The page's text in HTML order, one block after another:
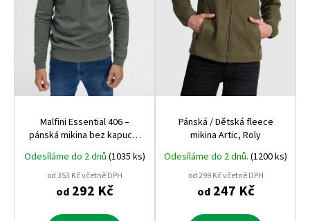
ů
Malfini Essential 406 –
pánská mikina bez kapuce,
pro potisk i výšivku
Odesíláme do 2 dnů (1035 ks)
od 353 Kč včetně DPH
od292 Kč
Pánská / Dětská fleece
mikina Artic, Roly
Odesíláme do 2 dnů. (1200 ks)
od 299 Kč včetně DPH
od247 Kč